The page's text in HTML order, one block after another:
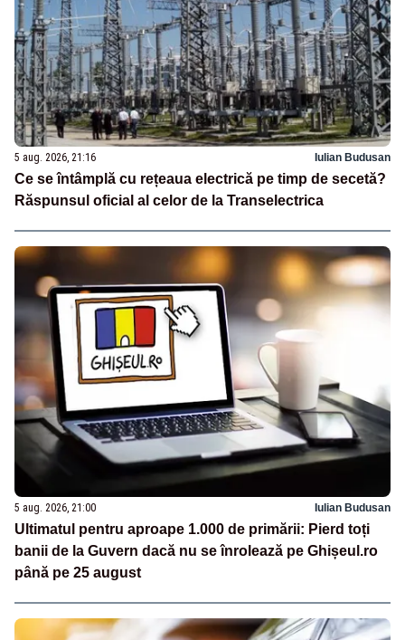
5 aug. 2026, 21:16 Iulian Budusan
Ce se întâmplă cu rețeaua electrică pe timp de secetă?
Răspunsul oficial al celor de la Transelectrica
5 aug. 2026, 21:00 Iulian Budusan
Ultimatul pentru aproape 1.000 de primării: Pierd toți
banii de la Guvern dacă nu se înrolează pe Ghișeul.ro
până pe 25 august